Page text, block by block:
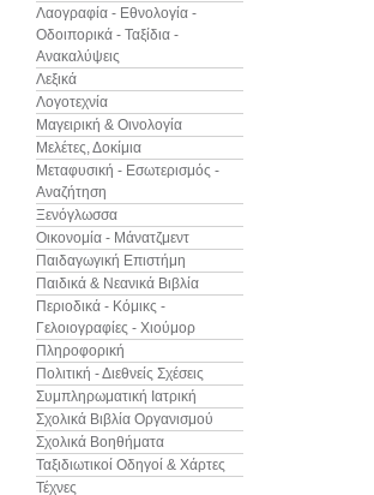
Λαογραφία - Εθνολογία -
Οδοιπορικά - Ταξίδια -
Ανακαλύψεις
Λεξικά
Λογοτεχνία
Μαγειρική & Οινολογία
Μελέτες, Δοκίμια
Μεταφυσική - Εσωτερισμός -
Αναζήτηση
Ξενόγλωσσα
Οικονομία - Μάνατζμεντ
Παιδαγωγική Επιστήμη
Παιδικά & Νεανικά Βιβλία
Περιοδικά - Κόμικς -
Γελοιογραφίες - Χιούμορ
Πληροφορική
Πολιτική - Διεθνείς Σχέσεις
Συμπληρωματική Ιατρική
Σχολικά Βιβλία Οργανισμού
Σχολικά Βοηθήματα
Ταξιδιωτικοί Οδηγοί & Χάρτες
Τέχνες